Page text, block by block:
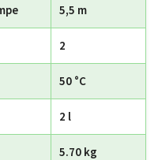
5,5 m
2
50 °C
2 l
5.70 kg